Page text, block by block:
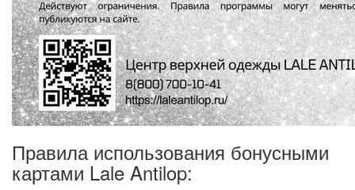
Правила использования бонусными
картами Lale Antilop: